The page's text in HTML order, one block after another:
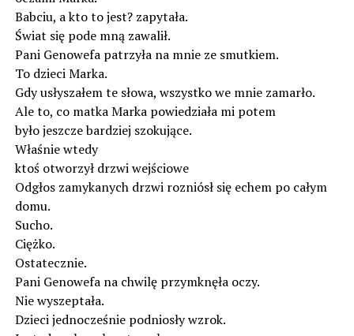
Babciu, a kto to jest? zapytała.
Świat się pode mną zawalił.
Pani Genowefa patrzyła na mnie ze smutkiem.
To dzieci Marka.
Gdy usłyszałem te słowa, wszystko we mnie zamarło.
Ale to, co matka Marka powiedziała mi potem
było jeszcze bardziej szokujące.
Właśnie wtedy
ktoś otworzył drzwi wejściowe
Odgłos zamykanych drzwi rozniósł się echem po całym
domu.
Sucho.
Ciężko.
Ostatecznie.
Pani Genowefa na chwilę przymknęła oczy.
Nie wyszeptała.
Dzieci jednocześnie podniosły wzrok.